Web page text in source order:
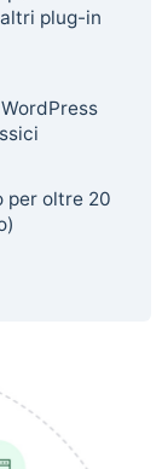
plug-in
per oltre 20